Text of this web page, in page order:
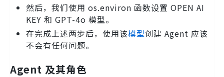
然后，我们使用 os.environ 函数设置 OPEN AI
KEY 和 GPT-4o 模型。
在完成上述两步后，使用该模型创建 Agent 应该
不会有任何问题。
Agent 及其角色